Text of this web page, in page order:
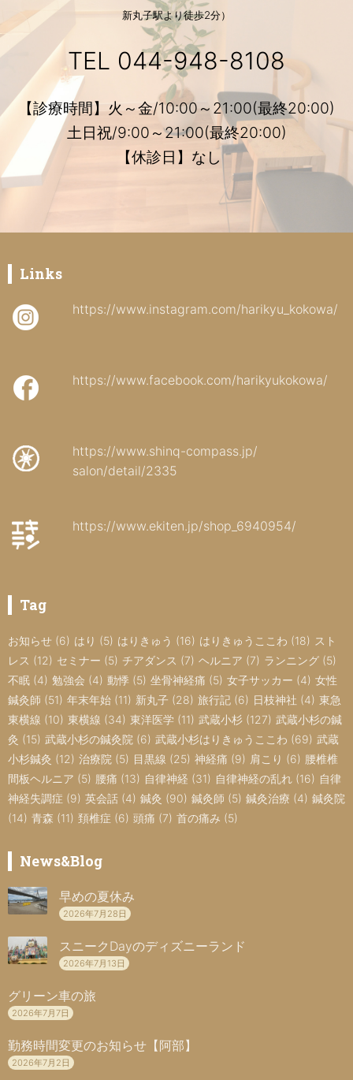
新丸子駅より徒歩2分）
TEL 044-948-8108
【診療時間】火～金/10:00～21:00(最終20:00)
土日祝/9:00～21:00(最終20:00)
【休診日】なし
Links
https://www.instagram.com/harikyu_kokowa/
https://www.facebook.com/harikyukokowa/
https://www.shinq-compass.jp/
salon/detail/2335
https://www.ekiten.jp/shop_6940954/
Tag
お知らせ (6) はり (5) はりきゅう (16) はりきゅうここわ (18) スト
レス (12) セミナー (5) チアダンス (7) ヘルニア (7) ランニング (5)
不眠 (4) 勉強会 (4) 動悸 (5) 坐骨神経痛 (5) 女子サッカー (4) 女性
鍼灸師 (51) 年末年始 (11) 新丸子 (28) 旅行記 (6) 日枝神社 (4) 東急
東横線 (10) 東横線 (34) 東洋医学 (11) 武蔵小杉 (127) 武蔵小杉の鍼
灸 (15) 武蔵小杉の鍼灸院 (6) 武蔵小杉はりきゅうここわ (69) 武蔵
小杉鍼灸 (12) 治療院 (5) 目黒線 (25) 神経痛 (9) 肩こり (6) 腰椎椎
間板ヘルニア (5) 腰痛 (13) 自律神経 (31) 自律神経の乱れ (16) 自律
神経失調症 (9) 英会話 (4) 鍼灸 (90) 鍼灸師 (5) 鍼灸治療 (4) 鍼灸院
(14) 青森 (11) 頚椎症 (6) 頭痛 (7) 首の痛み (5)
News&Blog
早めの夏休み
2026年7月28日
スニークDayのディズニーランド
2026年7月13日
グリーン車の旅
2026年7月7日
勤務時間変更のお知らせ【阿部】
2026年7月2日